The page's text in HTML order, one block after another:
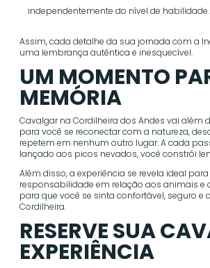
independentemente do nível de habilidade.
Assim, cada detalhe da sua jornada com a
uma lembrança autêntica e inesquecível.
UM MOMENTO
MEMÓRIA
Cavalgar na Cordilheira dos Andes vai
para você se reconectar com a natureza,
repetem em nenhum outro lugar. A cada
lançado aos picos nevados, você constrói
Além disso, a experiência se revela ideal
responsabilidade em relação aos animais e
para que você se sinta confortável, seguro
Cordilheira.
RESERVE SUA
EXPERIÊNCIA